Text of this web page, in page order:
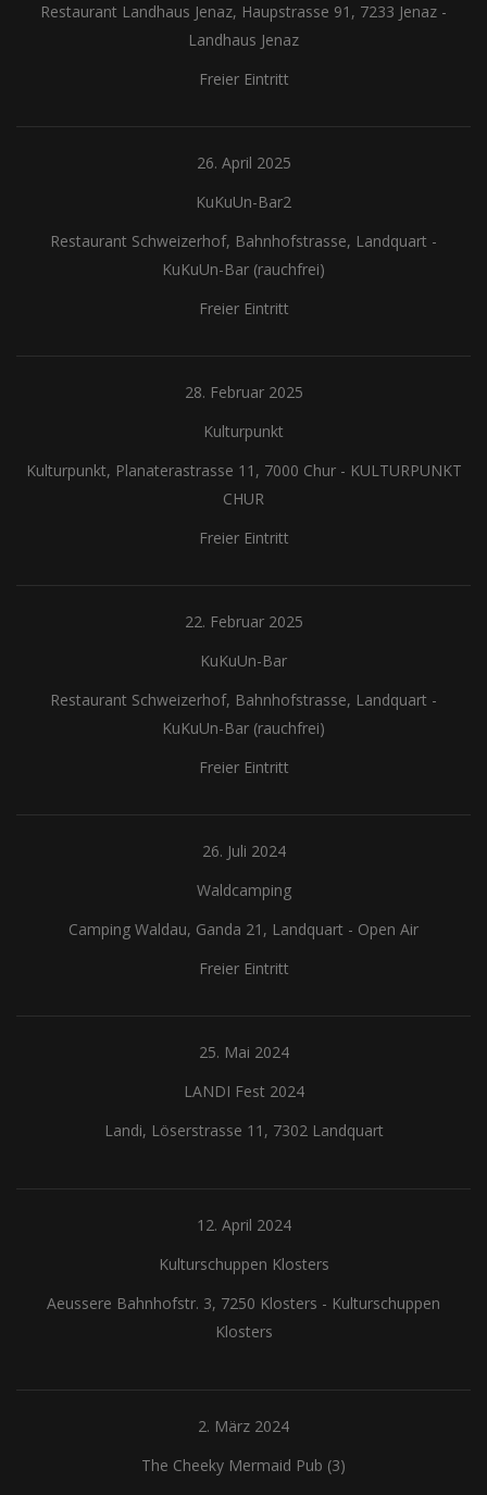
Restaurant Landhaus Jenaz, Haupstrasse 91, 7233 Jenaz -
Landhaus Jenaz
Freier Eintritt
26. April 2025
KuKuUn-Bar2
Restaurant Schweizerhof, Bahnhofstrasse, Landquart -
KuKuUn-Bar (rauchfrei)
Freier Eintritt
28. Februar 2025
Kulturpunkt
Kulturpunkt, Planaterastrasse 11, 7000 Chur- KULTURPUNKT
CHUR
Freier Eintritt
22. Februar 2025
KuKuUn-Bar
Restaurant Schweizerhof, Bahnhofstrasse, Landquart -
KuKuUn-Bar (rauchfrei)
Freier Eintritt
26. Juli 2024
Waldcamping
Camping Waldau, Ganda 21, Landquart - Open Air
Freier Eintritt
25. Mai 2024
LANDI Fest 2024
Landi, Löserstrasse 11, 7302 Landquart
12. April 2024
Kulturschuppen Klosters
Aeussere Bahnhofstr. 3, 7250 Klosters - Kulturschuppen
Klosters
2. März 2024
The Cheeky Mermaid Pub (3)